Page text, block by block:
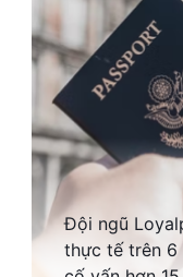
Đội ngũ
thực tế trên 6